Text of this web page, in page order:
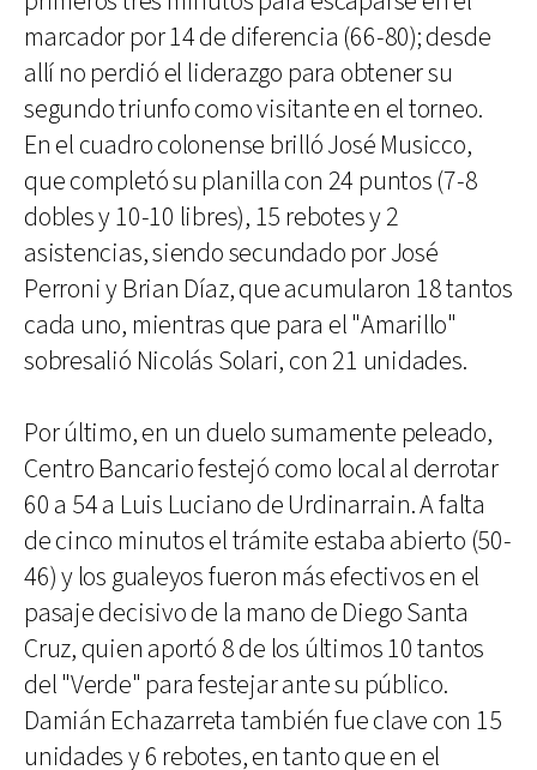
marcador por 14 de diferencia (66-80); desde
allí no perdió el liderazgo para obtener su
segundo triunfo como visitante en el torneo.
En el cuadro colonense brilló José Musicco,
que completó su planilla con 24 puntos (7-8
dobles y 10-10 libres), 15 rebotes y 2
asistencias, siendo secundado por José
Perroni y Brian Díaz, que acumularon 18 tantos
cada uno, mientras que para el "Amarillo"
sobresalió Nicolás Solari, con 21 unidades.
Por último, en un duelo sumamente peleado,
Centro Bancario festejó como local al derrotar
60 a 54 a Luis Luciano de Urdinarrain. A falta
de cinco minutos el trámite estaba abierto (50-
46) y los gualeyos fueron más efectivos en el
pasaje decisivo de la mano de Diego Santa
Cruz, quien aportó 8 de los últimos 10 tantos
del "Verde" para festejar ante su público.
Damián Echazarreta también fue clave con 15
unidades y 6 rebotes, en tanto que en el